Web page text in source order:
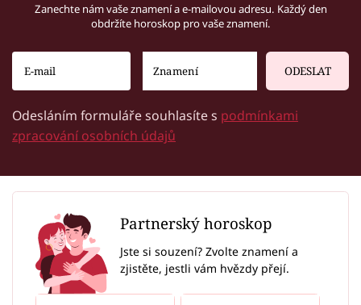
Zanechte nám vaše znamení a e-mailovou adresu. Každý den
obdržíte horoskop pro vaše znamení.
ODESLAT
Odesláním formuláře souhlasíte s podmínkami
zpracování osobních údajů
Partnerský horoskop
Jste si souzení? Zvolte znamení a
zjistěte, jestli vám hvězdy přejí.